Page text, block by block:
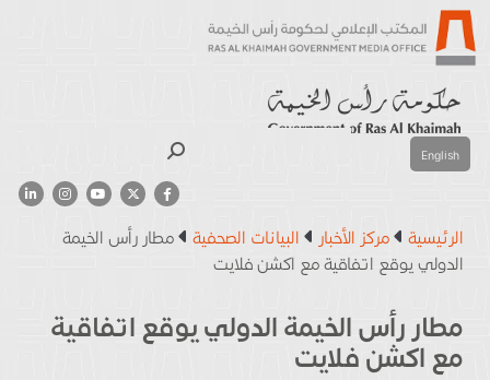
English
الرئيسية مركز الأخبار البيانات الصحفية
مطار رأس الخيمة
الدولي يوقع اتفاقية مع اكشن فلايت
مطار رأس الخيمة الدولي يوقع اتفاقية
مع اكشن فلايت